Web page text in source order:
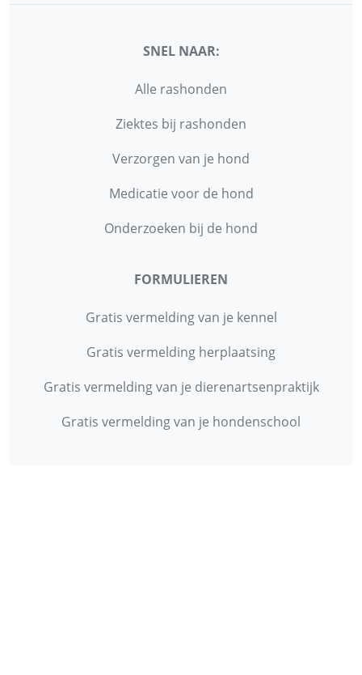
SNEL NAAR:
Alle rashonden
Ziektes bij rashonden
Verzorgen van je hond
Medicatie voor de hond
Onderzoeken bij de hond
FORMULIEREN
Gratis vermelding van je kennel
Gratis vermelding herplaatsing
Gratis vermelding van je dierenartsenpraktijk
Gratis vermelding van je hondenschool